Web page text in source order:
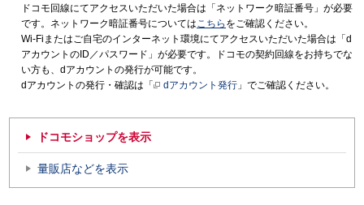
ドコモ回線にてアクセスいただいた場合は「ネットワーク暗証番号」が必要
です。ネットワーク暗証番号についてはこちら をご確認ください。
Wi-Fiまたはご自宅のインターネット環境にてアクセスいただいた場合は「d
アカウントのID／パスワード」が必要です。ドコモの契約回線をお持ちでな
い方も、dアカウントの発行が可能です。
dアカウントの発行・確認は「
dアカウント発行 」でご確認ください。
ドコモショップを表示
量販店などを表示